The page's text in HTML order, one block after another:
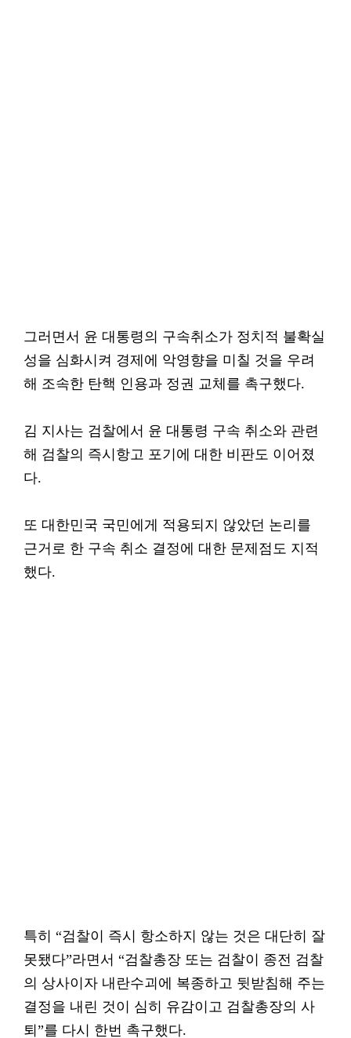
그러면서 윤 대통령의 구속취소가 정치적 불확실
성을 심화시켜 경제에 악영향을 미칠 것을 우려
해 조속한 탄핵 인용과 정권 교체를 촉구했다.
김 지사는 검찰에서 윤 대통령 구속 취소와 관련
해 검찰의 즉시항고 포기에 대한 비판도 이어졌
다.
또 대한민국 국민에게 적용되지 않았던 논리를
근거로 한 구속 취소 결정에 대한 문제점도 지적
했다.
특히 “검찰이 즉시 항소하지 않는 것은 대단히 잘
못됐다”라면서 “검찰총장 또는 검찰이 종전 검찰
의 상사이자 내란수괴에 복종하고 뒷받침해 주는
결정을 내린 것이 심히 유감이고 검찰총장의 사
퇴”를 다시 한번 촉구했다.